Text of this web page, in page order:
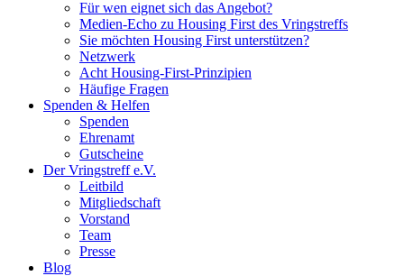
Für wen eignet sich das Angebot?
Medien-Echo zu Housing First des Vringstreffs
Sie möchten Housing First unterstützen?
Netzwerk
Acht Housing-First-Prinzipien
Häufige Fragen
Spenden & Helfen
Spenden
Ehrenamt
Gutscheine
Der Vringstreff e.V.
Leitbild
Mitgliedschaft
Vorstand
Team
Presse
Blog